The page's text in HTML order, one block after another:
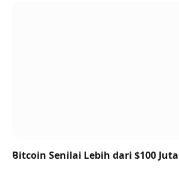
Bitcoin Senilai Lebih dari $100